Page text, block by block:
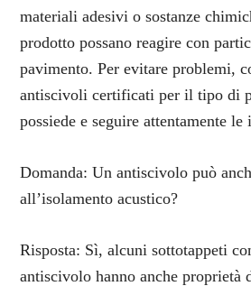
materiali adesivi o sostanze
prodotto possano reagire con
pavimento. Per evitare problemi,
antiscivoli certificati per il tipo di
possiede e seguire attentamente
Domanda: Un antiscivolo può
all’isolamento acustico?
Risposta: Sì, alcuni sottotappeti
antiscivolo hanno anche proprietà